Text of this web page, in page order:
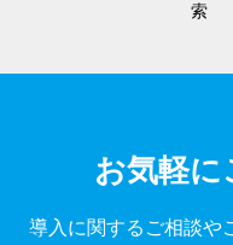
索
お気軽
導入に関するご相談や